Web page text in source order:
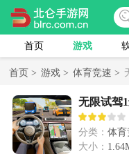
首页 游戏
首页 > 游戏 > 体育竞速 >
无限试驾
分类： 体育
大小：